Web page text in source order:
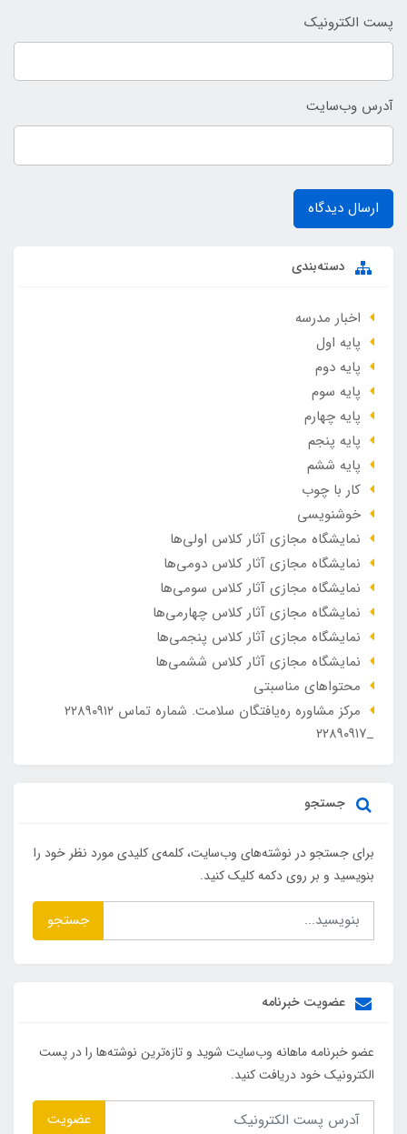
پست الکترونیک
آدرس وب‌سایت
ارسال دیدگاه
دسته‌بندی
اخبار مدرسه
پایه اول
پایه دوم
پایه سوم
پایه چهارم
پایه پنجم
پایه ششم
کار با چوب
خوشنویسی
نمایشگاه مجازی آثار کلاس اولی‌ها
نمایشگاه مجازی آثار کلاس دومی‌ها
نمایشگاه مجازی آثار کلاس سومی‌ها
نمایشگاه مجازی آثار کلاس چهارمی‌ها
نمایشگاه مجازی آثار کلاس پنجمی‌ها
نمایشگاه مجازی آثار کلاس ششمی‌ها
محتواهای مناسبتی
مرکز مشاوره ره‌یافتگان سلامت. شماره تماس ۲۲۸۹۰۹۱۲
_۲۲۸۹۰۹۱۷
جستجو
برای جستجو در نوشته‌های وب‌سایت، کلمه‌ی کلیدی مورد نظر خود را
بنویسید و بر روی دکمه کلیک کنید.
جستجو
عضویت خبرنامه
عضو خبرنامه ماهانه وب‌سایت شوید و تازه‌ترین نوشته‌ها را در پست
الکترونیک خود دریافت کنید.
عضویت